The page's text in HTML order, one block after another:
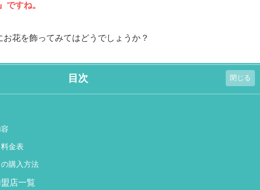
ですね。
お花を飾ってみてはどうでしょうか？
目次
金表
購入方法
店一覧